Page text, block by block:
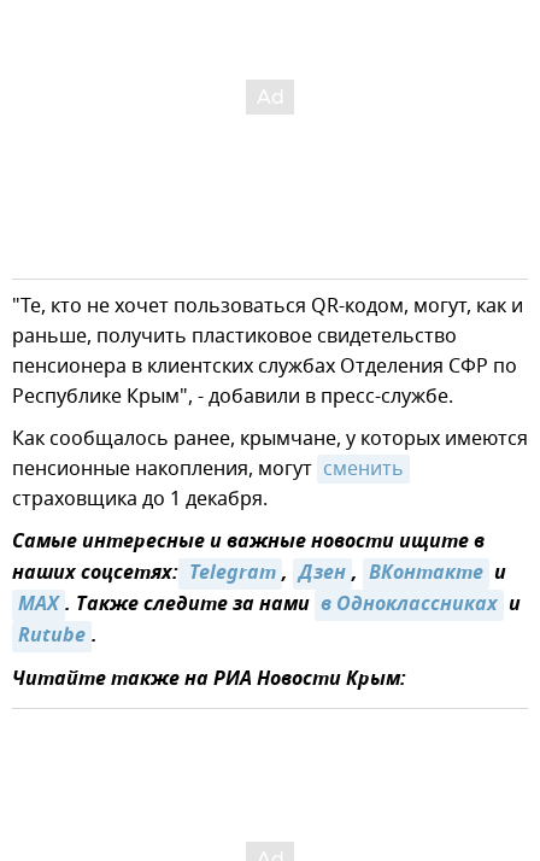
"Те, кто не хочет пользоваться QR-кодом, могут, как и
раньше, получить пластиковое свидетельство
пенсионера в клиентских службах Отделения СФР по
Республике Крым", - добавили в пресс-службе.
Как сообщалось ранее, крымчане, у которых имеются
пенсионные накопления, могут сменить
страховщика до 1 декабря.
Самые интересные и важные новости ищите в
наших соцсетях: Telegram, Дзен, ВКонтакте и
MAX. Также следите за нами в Одноклассниках и
Rutube.
Читайте также на РИА Новости Крым: